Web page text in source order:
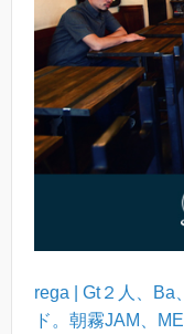
rega | Gt２人、Ba
ド。朝霧JAM、